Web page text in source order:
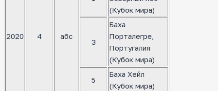
2020 4 абс
(Кубок мира)
3
Баха
Порталегре,
Португалия
(Кубок мира)
5
Баха Хейл
(Кубок мира)